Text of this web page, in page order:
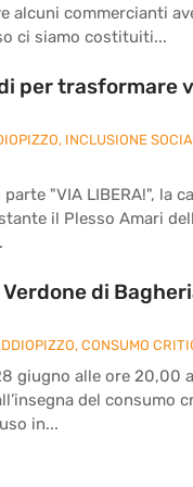
alcuni commercianti
ci siamo costituiti...
per trasformare
, INCLUSIONE
"VIA LIBERA!", la
il Plesso Amari
di
, CONSUMO
giugno alle ore 20,00
del consumo
in...